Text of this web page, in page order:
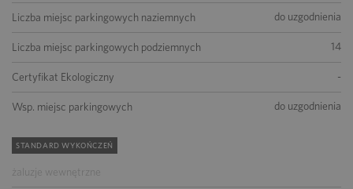
Liczba miejsc parkingowych naziemnych do uzgodnienia
Liczba miejsc parkingowych podziemnych 14
Certyfikat Ekologiczny -
Wsp. miejsc parkingowych do uzgodnienia
STANDARD WYKOŃCZEŃ
żaluzje wewnętrzne